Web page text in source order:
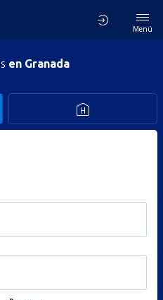
Menú
en Granada